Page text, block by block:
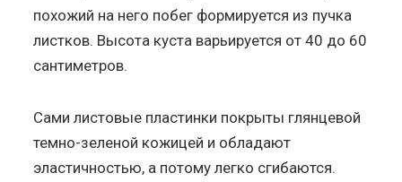
похожий на него побег формируется из пучка
листков. Высота куста варьируется от 40 до 60
сантиметров.
Сами листовые пластинки покрыты глянцевой
темно-зеленой кожицей и обладают
эластичностью, а потому легко сгибаются.